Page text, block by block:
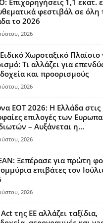
Επιχορηγήσεις 1,1 εκατ.
φεστιβάλ σε όλη
το 2026
2026
Χωροταξικό Πλαίσιο
Τι αλλάζει για
και προορισμούς
2026
ΕΟΤ 2026: Η Ελλάδα στις
επιλογές των
– Αυξάνεται η...
2026
Ξεπέρασε για πρώτη
επιβάτες τον
2026
της ΕΕ αλλάζει ταξίδια,